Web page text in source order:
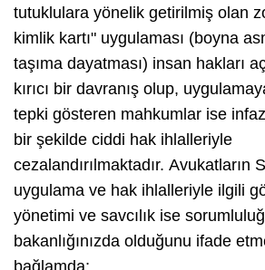
tutuklulara yönelik getirilmiş olan
kimlik kartı" uygulaması (boyna
taşıma dayatması) insan hakları
kırıcı bir davranış olup,
tepki gösteren mahkumlar ise
bir şekilde ciddi hak ihlalleriyle
cezalandırılmaktadır. Avukatların
uygulama ve hak ihlalleriyle ilgili
yönetimi ve savcılık ise
bakanlığınızda olduğunu ifade
bağlamda;